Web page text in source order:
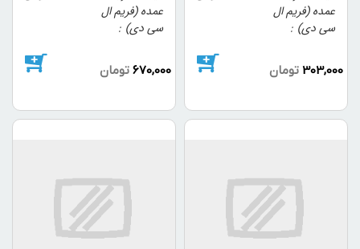
عمده (فریم ال
سی دی)
303,000 تومان
عمده (فریم ال
سی دی)
670,000 تومان